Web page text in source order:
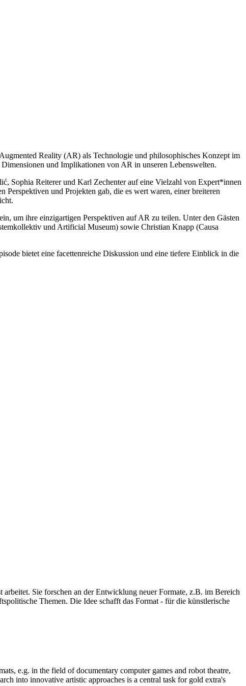
Reality (AR) als Technologie und philosophisches Konzept im
und Implikationen von AR in unseren Lebenswelten.
Sophia Reiterer und Karl Zechenter auf eine Vielzahl von Expert*innen
Perspektiven und Projekten gab, die es wert waren, einer breiteren
um ihre einzigartigen Perspektiven auf AR zu teilen. Unter den Gästen
und Artificial Museum) sowie Christian Knapp (Causa
bietet eine facettenreiche Diskussion und eine tiefere Einblick in die
Sie forschen an der Entwicklung neuer Formate, z.B. im Bereich
Themen. Die Idee schafft das Format - für die künstlerische
e.g. in the field of documentary computer games and robot theatre,
into innovative artistic approaches is a central task for gold extra's